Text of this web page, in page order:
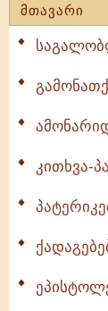
მთავარი
კითხვა-